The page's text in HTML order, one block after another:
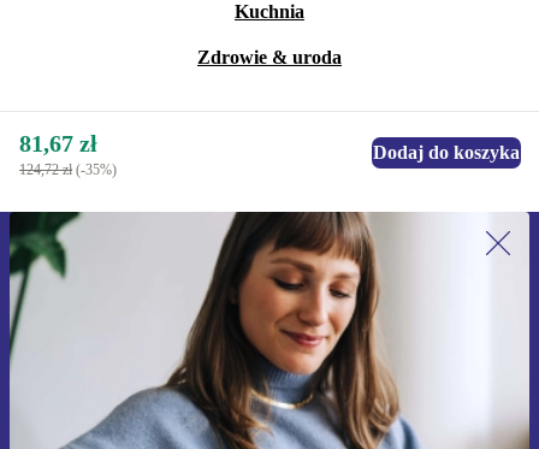
Kuchnia
Zdrowie & uroda
81,67 zł
124,72 zł (-35%)
Dodaj do koszyka
Zapisz się na nasz newsletter!
Nie przegap żadnej oferty.